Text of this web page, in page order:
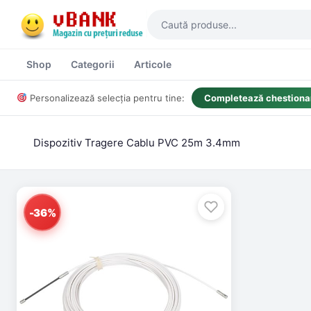
Shop Categorii Articole
Personalizează selecția pentru tine: Completează
Dispozitiv Tragere Cablu PVC 25m 3.4mm
-36%